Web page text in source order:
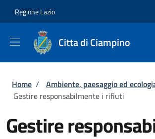
Regione Lazio
Citta di Ciampino
Briciole di pane
Home / Ambiente, paesaggio ed
Gestire responsabilmente i rifiuti
Gestire